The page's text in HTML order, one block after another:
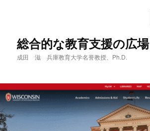
へ
移
動
移
動
総合的な教育支援の広場
成田 滋 兵庫教育大学名誉教授、Ph.D.